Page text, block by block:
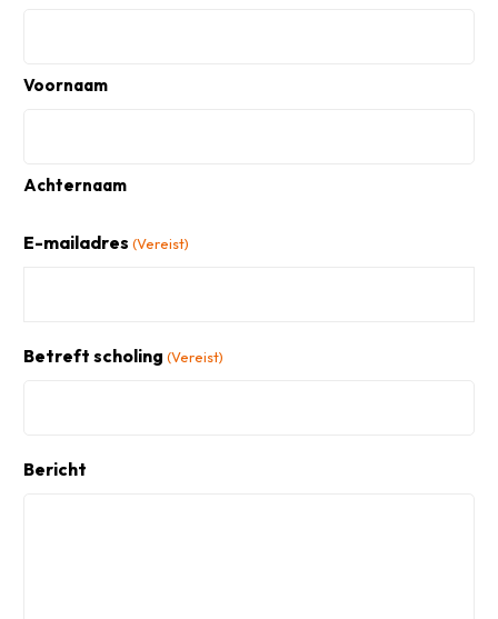
Voornaam
Achternaam
E-mailadres (Vereist)
Betreft scholing (Vereist)
Bericht